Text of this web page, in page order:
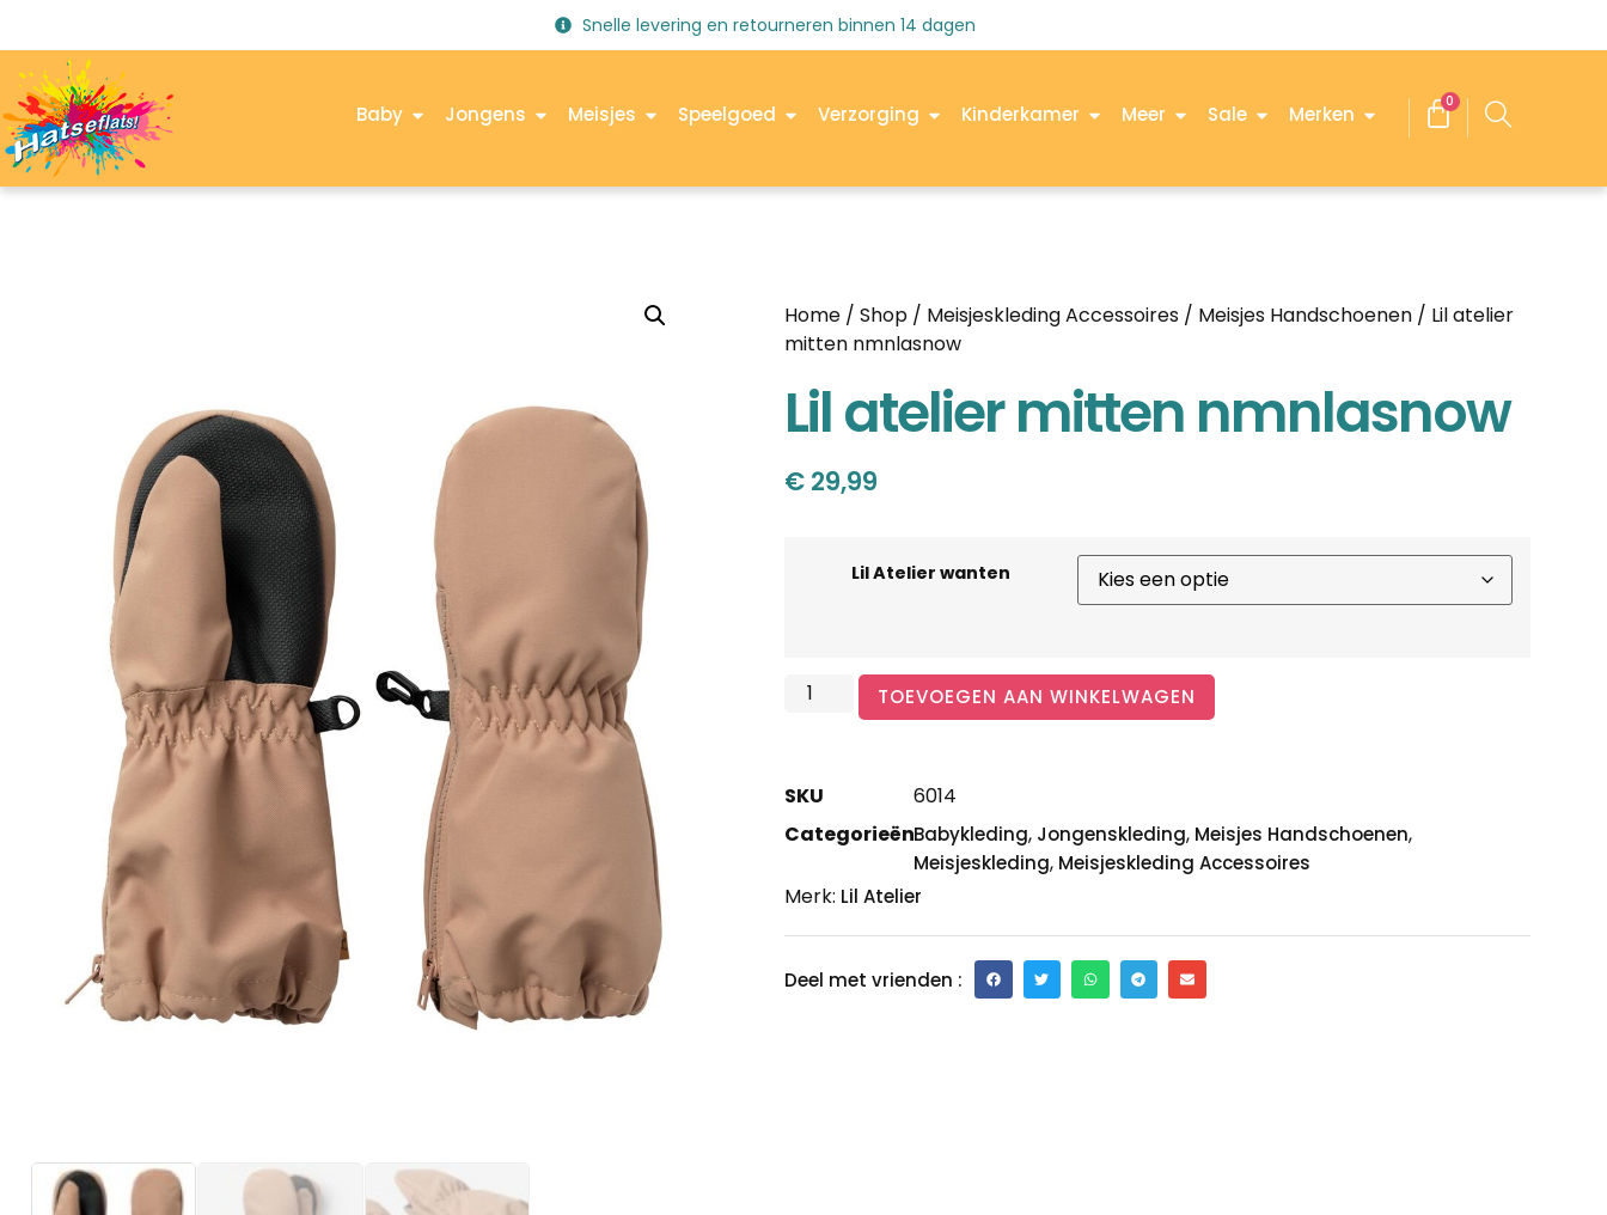
Snelle levering en retourneren binnen 14 dagen
Baby Jongens Meisjes Speelgoed Verzorging Kinderkamer Meer Sale Merken
0
Home / Shop / Meisjeskleding Accessoires / Meisjes Handschoenen / Lil atelier
mitten nmnlasnow
Lil atelier mitten nmnlasnow
€ 29,99
Lil Atelier wanten
TOEVOEGEN AAN WINKELWAGEN
SKU
6014
CategorieënBabykleding, Jongenskleding, Meisjes Handschoenen,
Meisjeskleding, Meisjeskleding Accessoires
Merk: Lil Atelier
Deel met vrienden :